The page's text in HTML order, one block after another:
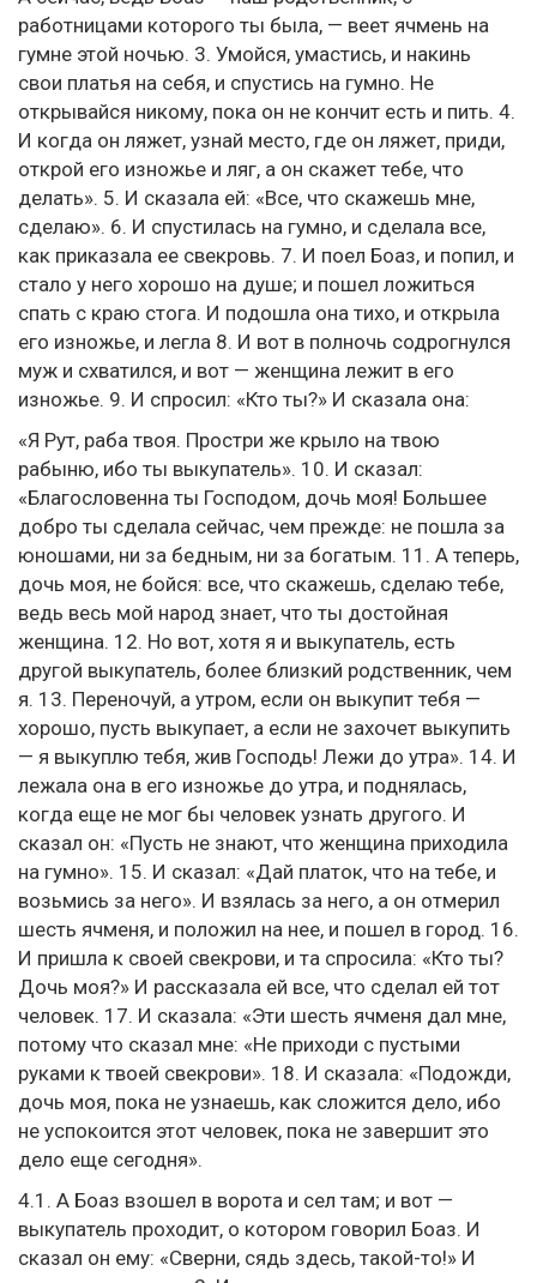
работницами которого ты была, — веет ячмень на
гумне этой ночью. 3. Умойся, умастись, и накинь
свои платья на себя, и спустись на гумно. Не
открывайся никому, пока он не кончит есть и пить. 4.
И когда он ляжет, узнай место, где он ляжет, приди,
открой его изножье и ляг, а он скажет тебе, что
делать». 5. И сказала ей: «Все, что скажешь мне,
сделаю». 6. И спустилась на гумно, и сделала все,
как приказала ее свекровь. 7. И поел Боаз, и попил, и
стало у него хорошо на душе; и пошел ложиться
спать с краю стога. И подошла она тихо, и открыла
его изножье, и легла 8. И вот в полночь содрогнулся
муж и схватился, и вот — женщина лежит в его
изножье. 9. И спросил: «Кто ты?» И сказала она:
«Я Рут, раба твоя. Простри же крыло на твою
рабыню, ибо ты выкупатель». 10. И сказал:
«Благословенна ты Господом, дочь моя! Большее
добро ты сделала сейчас, чем прежде: не пошла за
юношами, ни за бедным, ни за богатым. 11. А теперь,
дочь моя, не бойся: все, что скажешь, сделаю тебе,
ведь весь мой народ знает, что ты достойная
женщина. 12. Но вот, хотя я и выкупатель, есть
другой выкупатель, более близкий родственник, чем
я. 13. Переночуй, а утром, если он выкупит тебя —
хорошо, пусть выкупает, а если не захочет выкупить
— я выкуплю тебя, жив Господь! Лежи до утра». 14. И
лежала она в его изножье до утра, и поднялась,
когда еще не мог бы человек узнать другого. И
сказал он: «Пусть не знают, что женщина приходила
на гумно». 15. И сказал: «Дай платок, что на тебе, и
возьмись за него». И взялась за него, а он отмерил
шесть ячменя, и положил на нее, и пошел в город. 16.
И пришла к своей свекрови, и та спросила: «Кто ты?
Дочь моя?» И рассказала ей все, что сделал ей тот
человек. 17. И сказала: «Эти шесть ячменя дал мне,
потому что сказал мне: «Не приходи с пустыми
руками к твоей свекрови». 18. И сказала: «Подожди,
дочь моя, пока не узнаешь, как сложится дело, ибо
не успокоится этот человек, пока не завершит это
дело еще сегодня».
4.1. А Боаз взошел в ворота и сел там; и вот —
выкупатель проходит, о котором говорил Боаз. И
сказал он ему: «Сверни, сядь здесь, такой-то!» И